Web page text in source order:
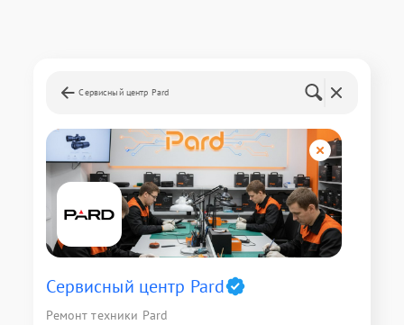
Сервисный центр Pard
Сервисный центр Pard
Ремонт техники Pard